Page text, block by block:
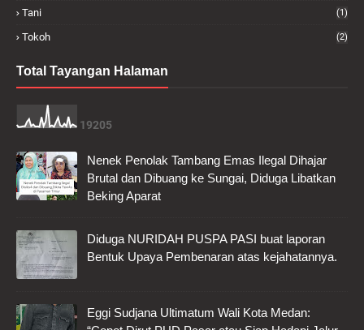
Tani (1)
Tokoh (2)
Total Tayangan Halaman
19205
Nenek Penolak Tambang Emas Ilegal Dihajar
Brutal dan Dibuang ke Sungai, Diduga Libatkan
Beking Aparat
Diduga NURIDAH PUSPA PASI buat laporan
Bentuk Upaya Pembenaran atas kejahatannya.
Eggi Sudjana Ultimatum Wali Kota Medan: